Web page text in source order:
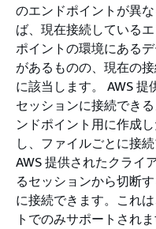
のエンドポイントが異
ば、現在接続している
ポイントの環境にある
があるものの、現在の
に該当します。 AWS
セッションに接続でき
ンドポイント用に作成
し、ファイルごとに接
AWS 提供されたクライ
るセッションから切断
に接続できます。これ
トでのみサポートされ